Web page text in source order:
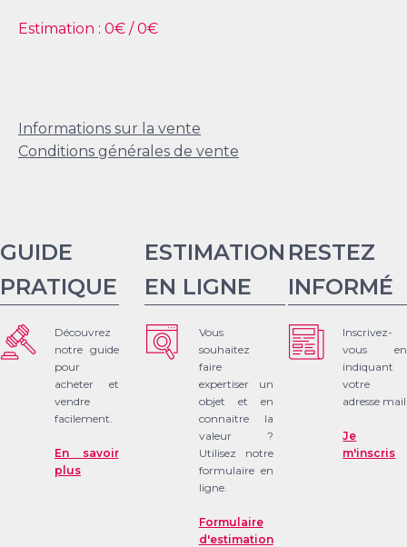
Estimation : 0€ /0€
Informations sur la vente
Conditions générales de vente
GUIDE
PRATIQUE
Découvrez
notre guide
pour
acheter et
vendre
facilement.
En savoir
plus
ESTIMATION
EN LIGNE
Vous
souhaitez
faire
expertiser un
objet et en
connaitre la
valeur ?
Utilisez notre
formulaire en
ligne.
Formulaire
d'estimation
RESTEZ
INFORMÉ
Inscrivez-
vous en
indiquant
votre
adresse mail
Je
m'inscris